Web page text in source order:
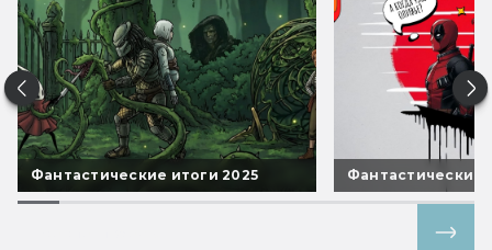
Фантастические итоги 2025 Фантастические